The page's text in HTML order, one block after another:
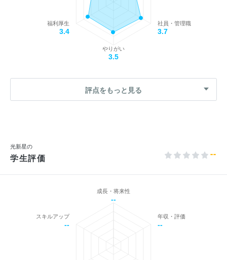
社員・管理職
3.7
やりがい
3.5
福利厚生
3.4
評点をもっと見る
光新星の
学生評価 --
成長・将来性
--
年収・評価
--
スキルアップ
--